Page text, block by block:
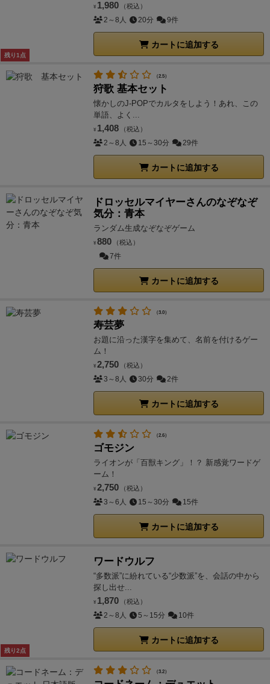
残り1点
¥ 1,980 （税込）
2～8人 20分 9件
カートに追加する
（2.5）
狩歌 基本セット
懐かしのJ-POPでカルタをしよう！あれ、この
単語、よく...
¥ 1,408 （税込）
2～8人 15～30分 29件
カートに追加する
ドロッセルマイヤーさんのなぞなぞ
気分：青本
ランダム生成なぞなぞゲーム
¥ 880 （税込）
7件
カートに追加する
（3.0）
寿芸夢
お題に沿った漢字を集めて、名前を付けるゲー
ム！
¥ 2,750 （税込）
3～8人 30分 2件
カートに追加する
（2.6）
ゴモジン
ライオンが「百獣キング」！？ 新感覚ワードゲ
ーム！
¥ 2,750 （税込）
3～6人 15～30分 15件
カートに追加する
残り2点
ワードウルフ
“多数派”に紛れている“少数派”を、会話の中から
探し出せ...
¥ 1,870 （税込）
2～8人 5～15分 10件
カートに追加する
（3.2）